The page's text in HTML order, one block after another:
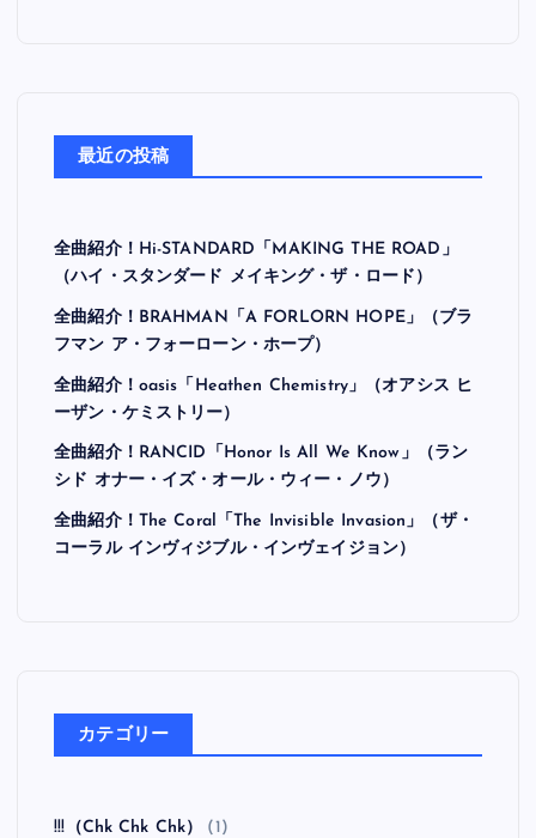
最近の投稿
全曲紹介！Hi-STANDARD「MAKING THE ROAD」
（ハイ・スタンダード メイキング・ザ・ロード）
全曲紹介！BRAHMAN「A FORLORN HOPE」（ブラ
フマン ア・フォーローン・ホープ）
全曲紹介！oasis「Heathen Chemistry」（オアシス ヒ
ーザン・ケミストリー）
全曲紹介！RANCID「Honor Is All We Know」（ラン
シド オナー・イズ・オール・ウィー・ノウ）
全曲紹介！The Coral「The Invisible Invasion」（ザ・
コーラル インヴィジブル・インヴェイジョン）
カテゴリー
!!!（Chk Chk Chk） (1)